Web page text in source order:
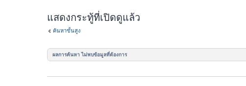
n
t
แสดงกระทู้ที่เปิดดูแล้ว
ค้นหาขั้นสูง
ผลการค้นหา ไม่พบข้อมูลที่ต้องการ